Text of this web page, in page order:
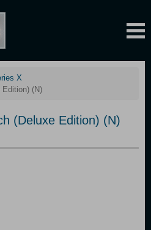
X
(N)
(Deluxe Edition) (N)